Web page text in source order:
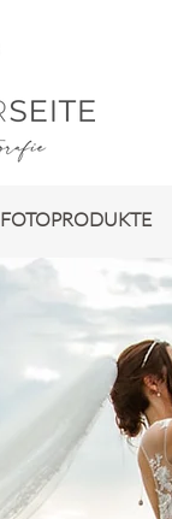
FOTOPRODUKTE